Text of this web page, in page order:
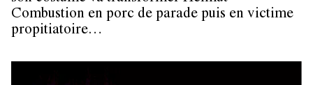
Combustion en porc de parade puis en victime
propitiatoire…